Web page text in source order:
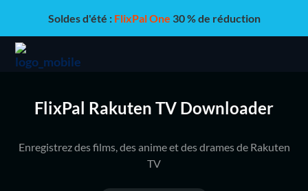
Soldes d'été : FlixPal One 30 % de réduction
FlixPal Rakuten TV Downloader
Enregistrez des films, des anime et des drames de Rakuten
TV